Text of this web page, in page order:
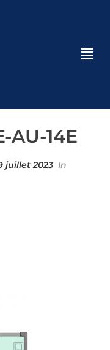
AU-14E
juillet 2023 In